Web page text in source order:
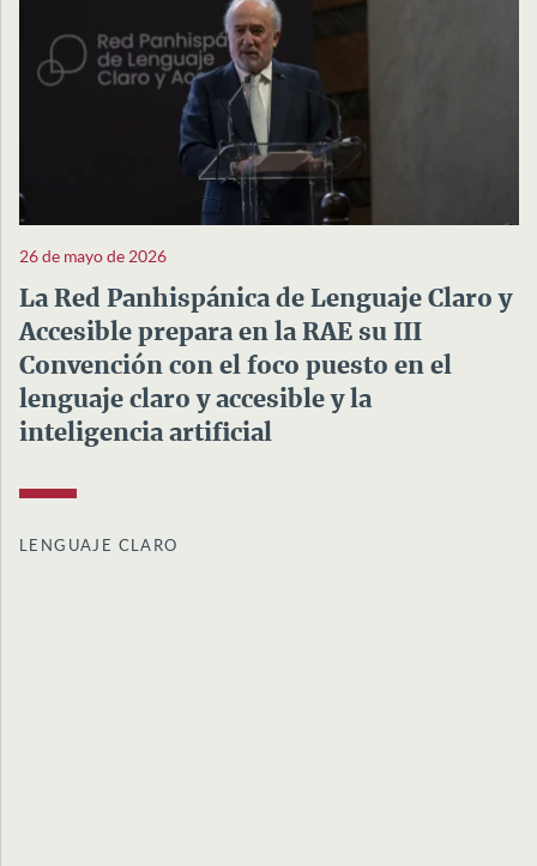
26 de mayo de 2026
La Red Panhispánica de Lenguaje Claro y
Accesible prepara en la RAE su III
Convención con el foco puesto en el
lenguaje claro y accesible y la
inteligencia artificial
LENGUAJE CLARO